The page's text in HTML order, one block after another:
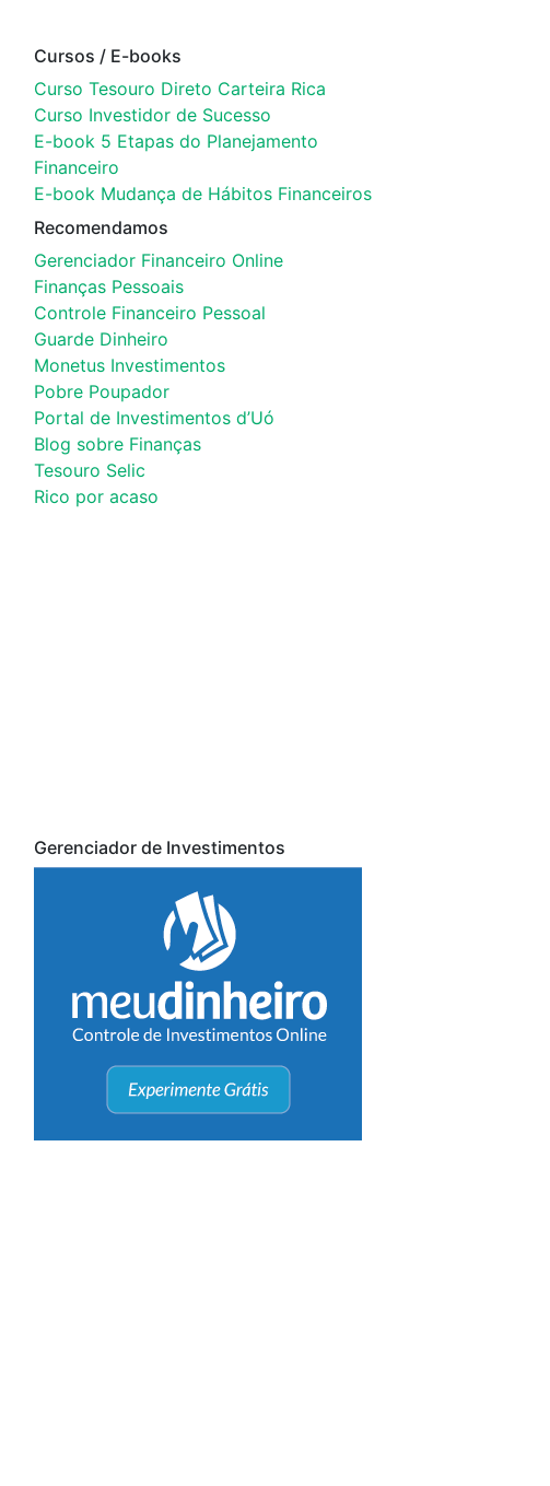
Cursos / E-books
Curso Tesouro Direto Carteira Rica
Curso Investidor de Sucesso
E-book 5 Etapas do Planejamento
Financeiro
E-book Mudança de Hábitos Financeiros
Recomendamos
Gerenciador Financeiro Online
Finanças Pessoais
Controle Financeiro Pessoal
Guarde Dinheiro
Monetus Investimentos
Pobre Poupador
Portal de Investimentos d’Uó
Blog sobre Finanças
Tesouro Selic
Rico por acaso
Gerenciador de Investimentos